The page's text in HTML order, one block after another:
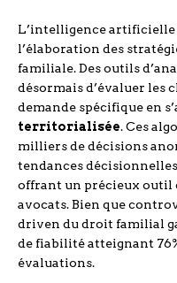
L’intelligence
l’élaboration des
familiale. Des outils
désormais d’évaluer les
demande spécifique en
territorialisée. Ces
milliers de décisions
tendances
offrant un précieux outil
avocats. Bien que
driven du droit familial
de fiabilité atteignant
évaluations.